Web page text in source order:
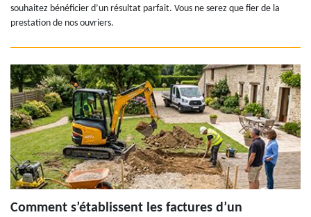
souhaitez bénéficier d’un résultat parfait. Vous ne serez que fier de la
prestation de nos ouvriers.
Comment s’établissent les factures d’un